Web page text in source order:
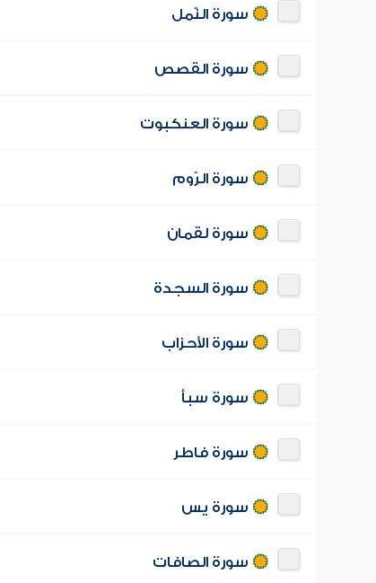
سورة النّمل
سورة القصص
سورة العنكبوت
سورة الرّوم
سورة لقمان
سورة السجدة
سورة الأحزاب
سورة سبأ
سورة فاطر
سورة يس
سورة الصافات